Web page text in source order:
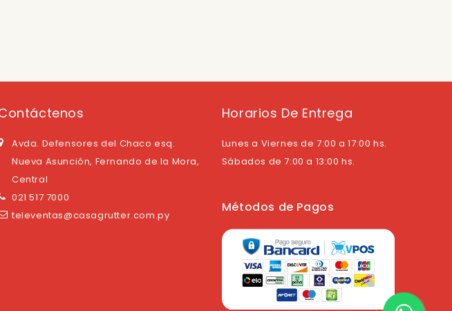
Avda. Defensores del Chaco esq.
Nueva Asunción, Fernando de la Mora,
Central
021 517 7000
televentas@casagrutter.com.py
Horarios De Entrega
Lunes a Viernes de 7:00 a 17:00 hs.
Sábados de 7:00 a 13:00 hs.
Métodos de Pagos